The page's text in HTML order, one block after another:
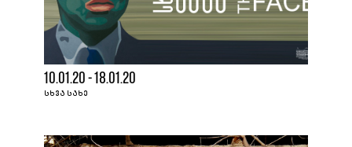
10.01.20 - 18.01.20
ᲡᲮᲕᲐ ᲡᲐᲮᲔ